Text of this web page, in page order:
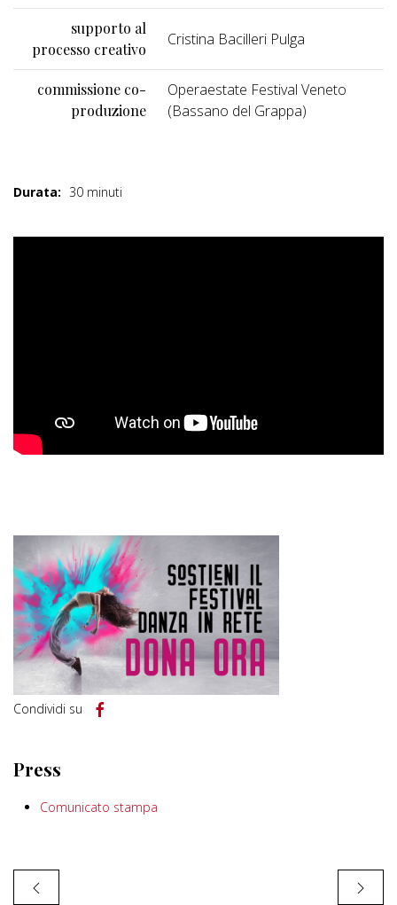
supporto al
processo creativo
Cristina Bacilleri Pulga
commissione co-
produzione
Operaestate Festival Veneto
(Bassano del Grappa)
Durata: 30 minuti
Condividi su
Press
Comunicato stampa